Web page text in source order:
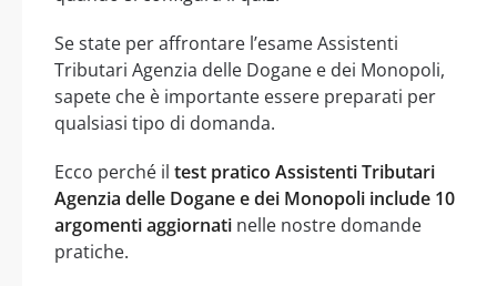
Se state per affrontare l’esame Assistenti
Tributari Agenzia delle Dogane e dei Monopoli,
sapete che è importante essere preparati per
qualsiasi tipo di domanda.
Ecco perché il test pratico Assistenti Tributari
Agenzia delle Dogane e dei Monopoli include 10
argomenti aggiornati nelle nostre domande
pratiche.